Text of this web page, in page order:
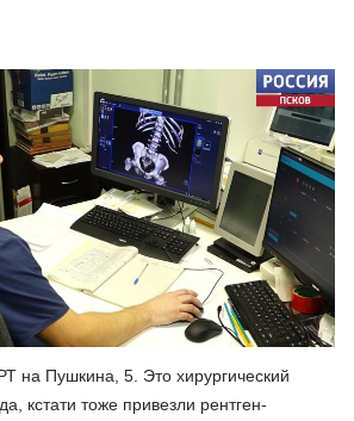
на Пушкина, 5. Это хирургический
кстати тоже привезли рентген-